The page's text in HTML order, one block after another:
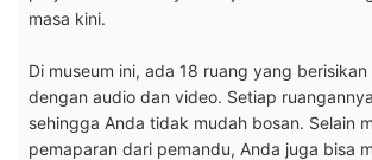
masa kini.
Di museum ini, ada 18 ruang yang
dengan audio dan video. Setiap
sehingga Anda tidak mudah bosan. Selain
pemaparan dari pemandu, Anda juga bisa